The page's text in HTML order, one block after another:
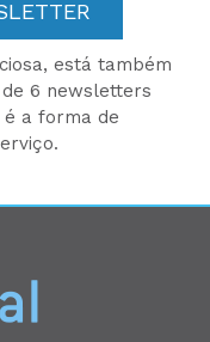
está também
6 newsletters
a forma de